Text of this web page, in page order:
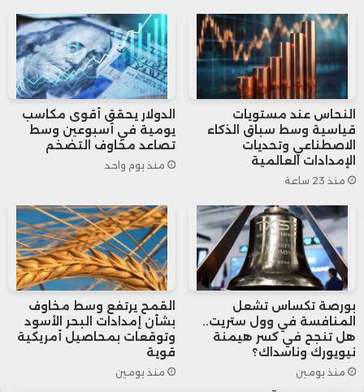
النحاس عند مستويات
قياسية وسط سباق الذكاء
الاصطناعي وتحديات
الإمدادات العالمية
منذ 23 ساعة
الدولار يحقق أقوى مكاسب
يومية في أسبوعين وسط
تصاعد مخاوف التضخم
منذ يوم واحد
بورصة تكساس تشعل
المنافسة في وول ستريت..
هل تنجح في كسر هيمنة
نيويورك وناسداك؟
منذ يومين
القمح يرتفع وسط مخاوف
بشأن إمدادات البحر الأسود
وتوقعات بمحاصيل أمريكية
قوية
منذ يومين